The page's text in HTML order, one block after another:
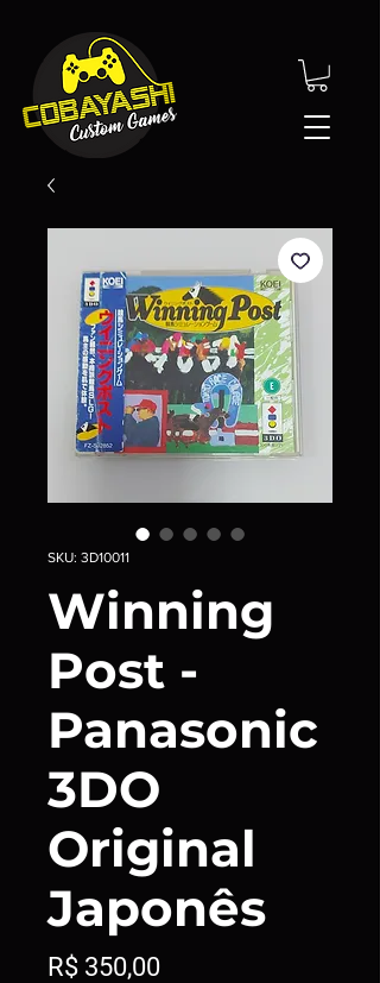
SKU: 3D10011
Winning
Post -
Panasonic
3DO
Original
Japonês
R$ 350,00Preço